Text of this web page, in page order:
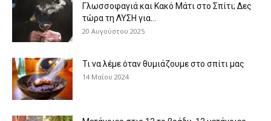
Γλωσσοφαγιά και Κακό Μάτι στο Σπίτι; Δες
τώρα τη ΛΥΣΗ για...
20 Αυγούστου 2025
Τι να λέμε όταν θυμιάζουμε στο σπίτι μας
14 Μαΐου 2024